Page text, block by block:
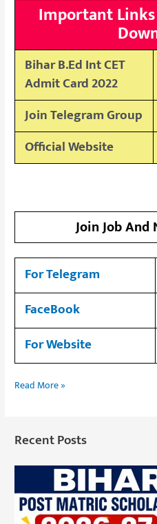
Important
Bihar B.Ed Int CET
Admit Card 2022
Join Telegram Group
Official Website
Join Job And
For Telegram
FaceBook
For Website
Read More »
Recent Posts